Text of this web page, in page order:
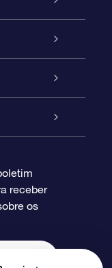
receber
os